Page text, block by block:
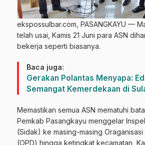
ekspossulbar.com, PASANGKAYU —
telah usai, Kamis 21 Juni para ASN
bekerja seperti biasanya.
Baca juga:
Gerakan Polantas Menyapa:
Semangat Kemerdekaan di
Memastikan semua ASN mematuhi
Pemkab Pasangkayu menggelar
(Sidak) ke masing-masing
(OPD) hingga ketingkat kecamatan,